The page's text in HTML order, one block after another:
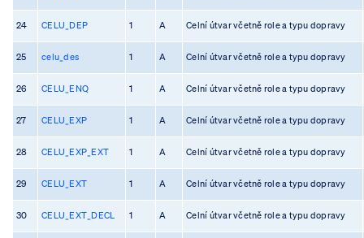
24 CELU_DEP 1 A Celní útvar včetně role a typu dopravy
25 celu_des 1 A Celní útvar včetně role a typu dopravy
26 CELU_ENQ 1 A Celní útvar včetně role a typu dopravy
27 CELU_EXP 1 A Celní útvar včetně role a typu dopravy
28 CELU_EXP_EXT 1 A Celní útvar včetně role a typu dopravy
29 CELU_EXT 1 A Celní útvar včetně role a typu dopravy
30 CELU_EXT_DECL 1 A Celní útvar včetně role a typu dopravy